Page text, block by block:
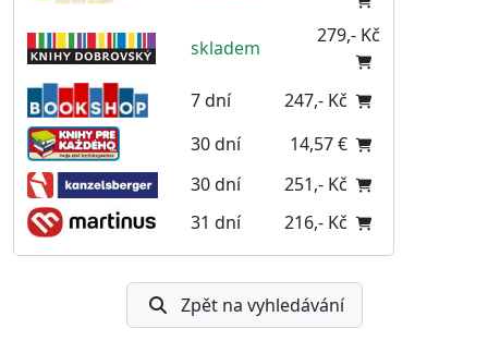
skladem
279,- Kč
7 dní
247,- Kč
30 dní
14,57 €
30 dní
251,- Kč
31 dní
216,- Kč
Zpět na vyhledávání